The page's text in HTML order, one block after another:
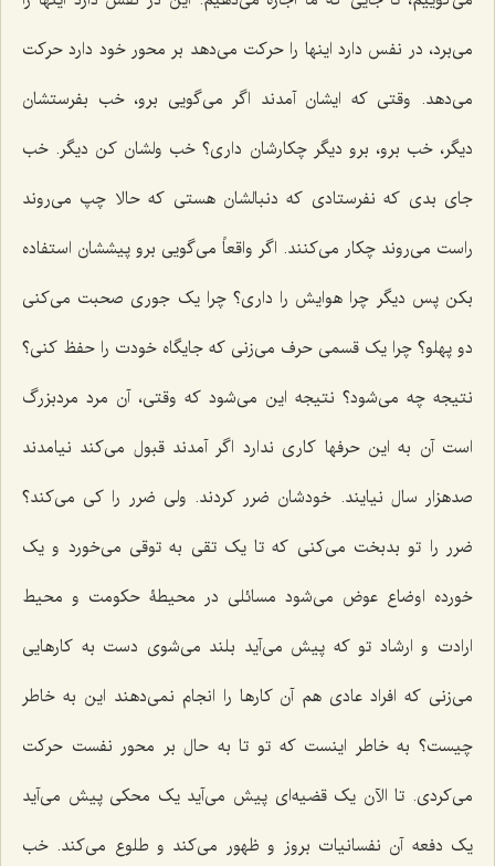
می‌برد، در نفس دارد اینها را حرکت می‌دهد بر محور خود دارد حرکت
می‌دهد. وقتی که ایشان آمدند اگر می‌گویی برو، خب بفرستشان
دیگر، خب برو، برو دیگر چکارشان داری؟ خب ولشان کن دیگر. خب
جای بدی که نفرستادی که دنبالشان هستی که حالا چپ می‌روند
راست می‌روند چکار می‌کنند. اگر واقعاً می‌گویی برو پیششان استفاده
بکن پس دیگر چرا هوایش را داری؟ چرا یک جوری صحبت می‌کنی
دو پهلو؟ چرا یک قسمی حرف می‌زنی که جایگاه خودت را حفظ کنی؟
نتیجه چه می‌شود؟ نتیجه این می‌شود که وقتی، آن مرد مردبزرگ
است آن به این حرفها کاری ندارد اگر آمدند قبول می‌کند نیامدند
صدهزار سال نیایند. خودشان ضرر کردند. ولی ضرر را کی می‌کند؟
ضرر را تو بدبخت می‌کنی که تا یک تقی به توقی می‌خورد و یک
خورده اوضاع عوض می‌شود مسائلی در محیطۀ حکومت و محیط
ارادت و ارشاد تو که پیش می‌آید بلند می‌شوی دست به کارهایی
می‌زنی که افراد عادی هم آن کارها را انجام نمی‌دهند این به خاطر
چیست؟ به خاطر اینست که تو تا به حال بر محور نفست حرکت
می‌کردی. تا الآن یک قضیه‌ای پیش می‌آید یک محکی پیش می‌آید
یک دفعه آن نفسانیات بروز و ظهور می‌کند و طلوع می‌کند. خب